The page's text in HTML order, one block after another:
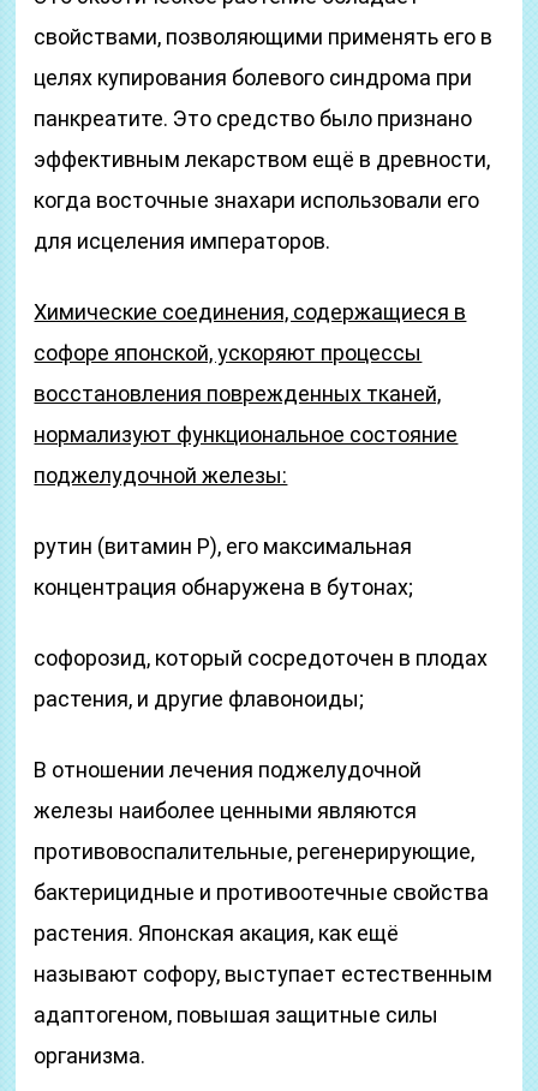
свойствами, позволяющими применять его в
целях купирования болевого синдрома при
панкреатите. Это средство было признано
эффективным лекарством ещё в древности,
когда восточные знахари использовали его
для исцеления императоров.
Химические соединения, содержащиеся в
софоре японской, ускоряют процессы
восстановления поврежденных тканей,
нормализуют функциональное состояние
поджелудочной железы:
рутин (витамин P), его максимальная
концентрация обнаружена в бутонах;
софорозид, который сосредоточен в плодах
растения, и другие флавоноиды;
В отношении лечения поджелудочной
железы наиболее ценными являются
противовоспалительные, регенерирующие,
бактерицидные и противоотечные свойства
растения. Японская акация, как ещё
называют софору, выступает естественным
адаптогеном, повышая защитные силы
организма.